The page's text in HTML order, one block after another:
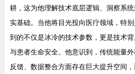
耕，这为他理解技术底层逻辑、洞察系
实基础。当他将目光投向医疗领域，特
到的不仅是冰冷的技术参数，更是技术
与患者生命安全。他意识到，传统能量
反馈、数据整合方面存在巨大提升空间